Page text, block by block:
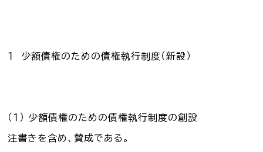
１ 少額債権のための債権執行制度（新設）
（１） 少額債権のための債権執行制度の創設
注書きを含め、賛成である。